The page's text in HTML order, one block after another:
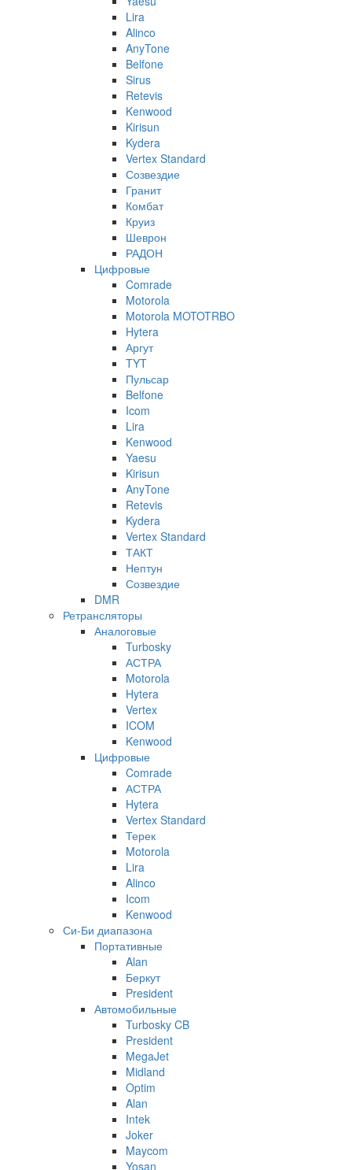
Lira
Alinco
AnyTone
Belfone
Sirus
Retevis
Kenwood
Kirisun
Kydera
Vertex Standard
Созвездие
Гранит
Комбат
Круиз
Шеврон
РАДОН
Цифровые
Comrade
Motorola
Motorola MOTOTRBO
Hytera
Аргут
TYT
Пульсар
Belfone
Icom
Lira
Kenwood
Yaesu
Kirisun
AnyTone
Retevis
Kydera
Vertex Standard
ТАКТ
Нептун
Созвездие
DMR
Ретрансляторы
Аналоговые
Turbosky
АСТРА
Motorola
Hytera
Vertex
ICOM
Kenwood
Цифровые
Comrade
АСТРА
Hytera
Vertex Standard
Терек
Motorola
Lira
Alinco
Icom
Kenwood
Си-Би диапазона
Портативные
Alan
Беркут
President
Автомобильные
Turbosky CB
President
MegaJet
Midland
Optim
Alan
Intek
Joker
Maycom
Yosan